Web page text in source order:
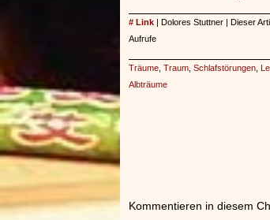
# Link | Dolores Stuttner | Dieser
Aufrufe
Träume Traum Schlafstörungen
Albträume
Kommentieren in diesem